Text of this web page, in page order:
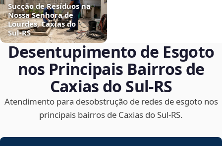
Sucção de Resíduos na
Nossa Senhora de
Lourdes, Caxias do
Sul‑RS
Desentupimento de Esgoto
nos Principais Bairros de
Caxias do Sul‑RS
Atendimento para desobstrução de redes de esgoto nos
principais bairros de Caxias do Sul‑RS.